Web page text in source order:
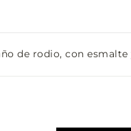
de rodio, con